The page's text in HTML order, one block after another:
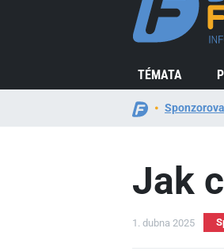
TÉMATA
Jak
1. dubna 2025